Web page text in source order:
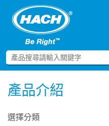
產品介紹
選擇分類